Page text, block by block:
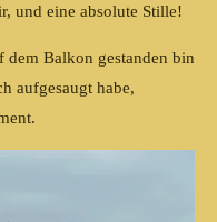
und eine absolute Stille!
Balkon gestanden bin
aufgesaugt habe,